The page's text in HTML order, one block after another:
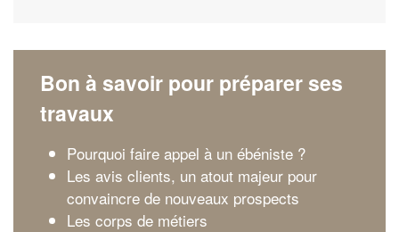
Bon à savoir pour préparer ses
travaux
Pourquoi faire appel à un ébéniste ?
Les avis clients, un atout majeur pour
convaincre de nouveaux prospects
Les corps de métiers